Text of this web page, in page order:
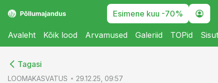
Esimene kuu -70%
Avaleht Kõik lood Arvamused Galeriid TOPid
Tagasi
LOOMAKASVATUS 29.12.25, 09:57